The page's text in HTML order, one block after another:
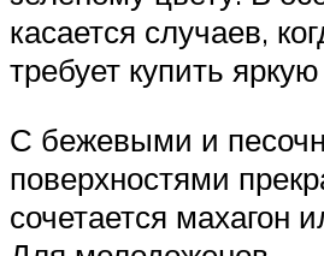
касается случаев,
требует купить
С бежевыми и
поверхностями
сочетается махагон